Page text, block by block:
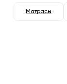
Матрасы